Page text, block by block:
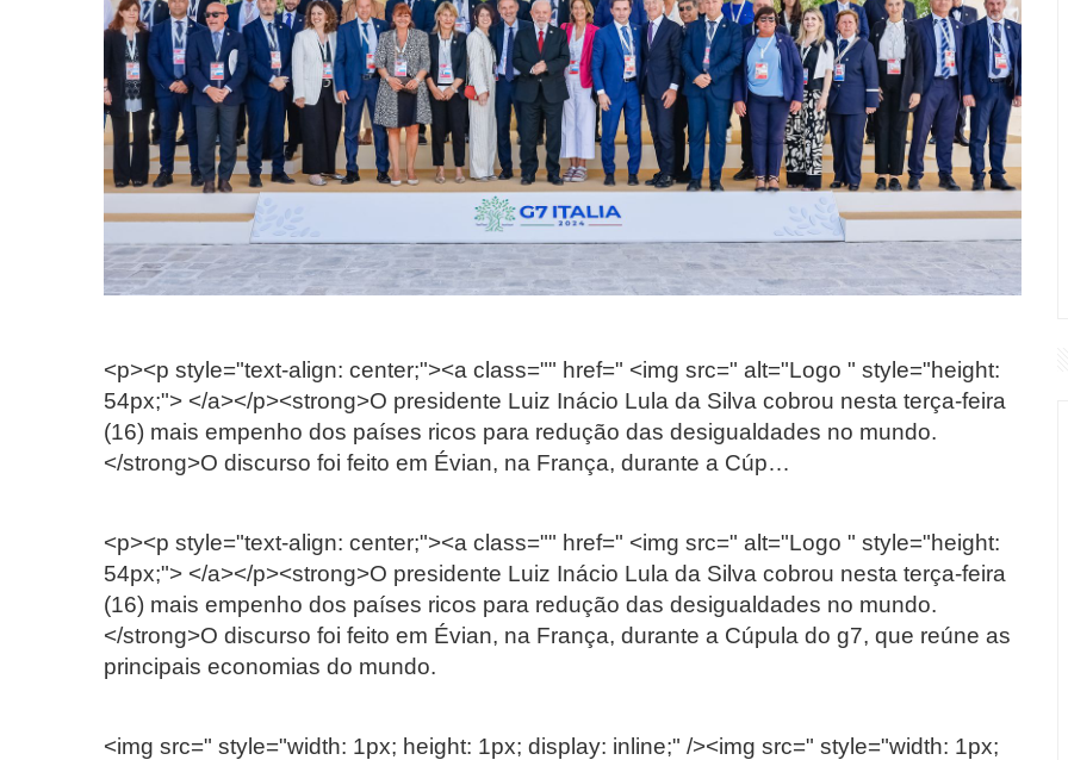
<p><p style="text-align: center;"><a class="" href=" <img src=" alt="Logo " style="height:
54px;"> </a></p><strong>O presidente Luiz Inácio Lula da Silva cobrou nesta terça-feira
(16) mais empenho dos países ricos para redução das desigualdades no mundo.
</strong>O discurso foi feito em Évian, na França, durante a Cúp…
<p><p style="text-align: center;"><a class="" href=" <img src=" alt="Logo " style="height:
54px;"> </a></p><strong>O presidente Luiz Inácio Lula da Silva cobrou nesta terça-feira
(16) mais empenho dos países ricos para redução das desigualdades no mundo.
</strong>O discurso foi feito em Évian, na França, durante a Cúpula do g7, que reúne as
principais economias do mundo.
<img src=" style="width: 1px; height: 1px; display: inline;" /><img src=" style="width: 1px;